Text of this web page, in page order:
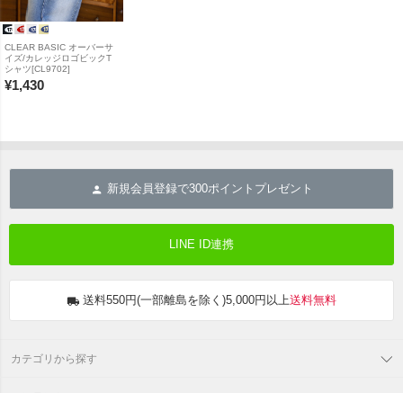
CLEAR BASIC オーバーサ
イズ/カレッジロゴビックT
シャツ[CL9702]
¥1,430
新規会員登録で300ポイントプレゼント
LINE ID連携
送料550円(一部離島を除く)5,000円以上送料無料
カテゴリから探す